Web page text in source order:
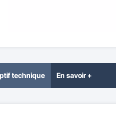
technique En savoir +